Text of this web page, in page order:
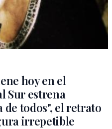
hoy en el
Sur estrena
de todos", el retrato
irrepetible